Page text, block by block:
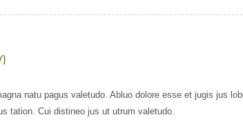
natu pagus valetudo. Abluo dolore esse et jugis jus
tation. Cui distineo jus ut utrum valetudo.